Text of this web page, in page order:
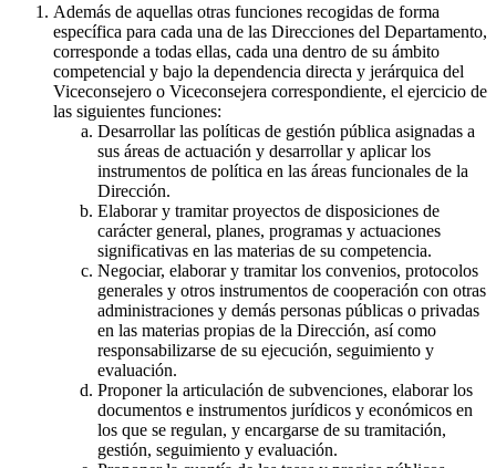
Además de aquellas otras funciones recogidas de forma
específica para cada una de las Direcciones del Departamento,
corresponde a todas ellas, cada una dentro de su ámbito
competencial y bajo la dependencia directa y jerárquica del
Viceconsejero o Viceconsejera correspondiente, el ejercicio de
las siguientes funciones:
Desarrollar las políticas de gestión pública asignadas a
sus áreas de actuación y desarrollar y aplicar los
instrumentos de política en las áreas funcionales de la
Dirección.
Elaborar y tramitar proyectos de disposiciones de
carácter general, planes, programas y actuaciones
significativas en las materias de su competencia.
Negociar, elaborar y tramitar los convenios, protocolos
generales y otros instrumentos de cooperación con otras
administraciones y demás personas públicas o privadas
en las materias propias de la Dirección, así como
responsabilizarse de su ejecución, seguimiento y
evaluación.
Proponer la articulación de subvenciones, elaborar los
documentos e instrumentos jurídicos y económicos en
los que se regulan, y encargarse de su tramitación,
gestión, seguimiento y evaluación.